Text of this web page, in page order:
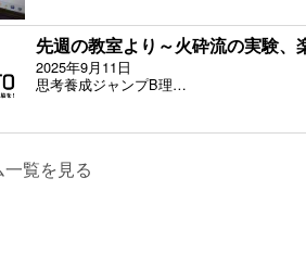
先週の教室より～火砕流の実験、
2025年9月11日
思考養成ジャンプB理…
一覧を見る